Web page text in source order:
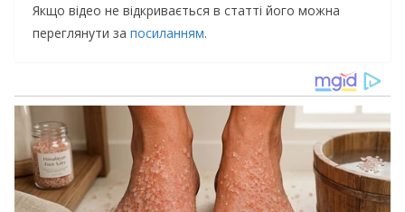
Якщо відео не відкривається в статті його можна
переглянути за посиланням.